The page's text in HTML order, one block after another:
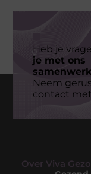
Heb je
je met ons
Neem
contact
Over Viva